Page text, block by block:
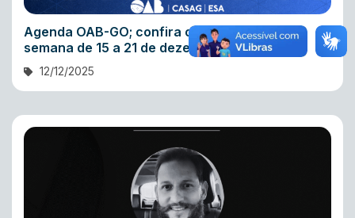
Agenda OAB-GO; confira os destaque da
semana de 15 a 21 de dezembro
12/12/2025